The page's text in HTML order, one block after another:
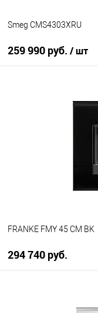
Smeg CMS4303XRU
259 990 руб. / шт
FRANKE FMY 45 CM BK
294 740 руб.